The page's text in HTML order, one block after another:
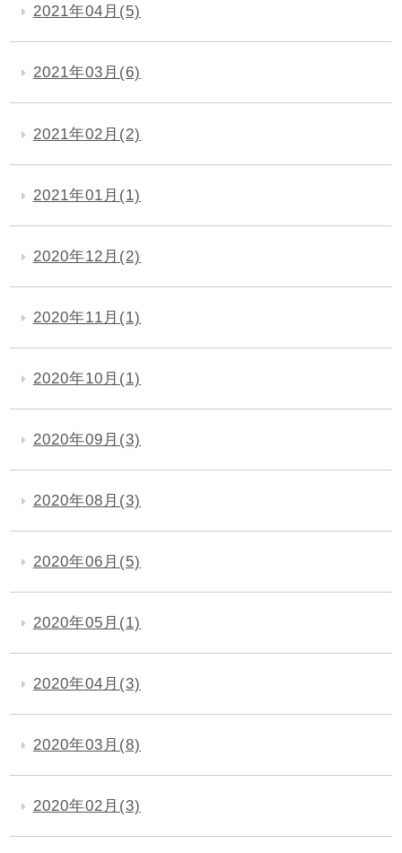
2021年04月(5)
2021年03月(6)
2021年02月(2)
2021年01月(1)
2020年12月(2)
2020年11月(1)
2020年10月(1)
2020年09月(3)
2020年08月(3)
2020年06月(5)
2020年05月(1)
2020年04月(3)
2020年03月(8)
2020年02月(3)